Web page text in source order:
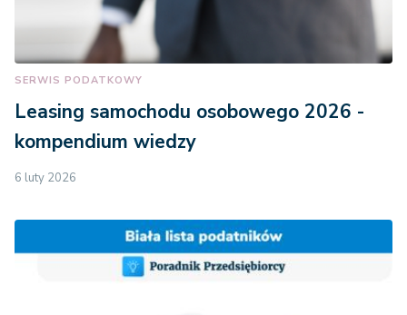
SERWIS PODATKOWY
Leasing samochodu osobowego 2026 -
kompendium wiedzy
6 luty 2026